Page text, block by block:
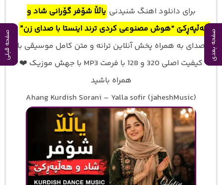
صفحه بعدی صفحه قبلی صفحه بعدی صفحه قبلی صفحه بعدی صفحه قبلی صفحه بعدی صفحه قبلی صفحه بعدی صفحه قبلی
برای دانلود اهنگ شنیدنی یاڵڵا شۆفر گۆرانی شاد و
هەڵپەڕکێ “هوش مصنوعی کردی ترند اینستا با صدای زن”با
صدای به همراه پخش آنلاین ترانه و متن کامل موسیقی با
کیفیت اصلی 320 و 128 با فرمت MP3 با جهش موزیک ❤️
همراه باشید
Ahang Kurdish Sorani – Yalla sofir (jaheshMusic)
صفحه بعدی صفحه قبلی صفحه بعدی صفحه قبلی صفحه بعدی صفحه قبلی صفحه بعدی صفحه قبلی صفحه بعدی صفحه قبلی